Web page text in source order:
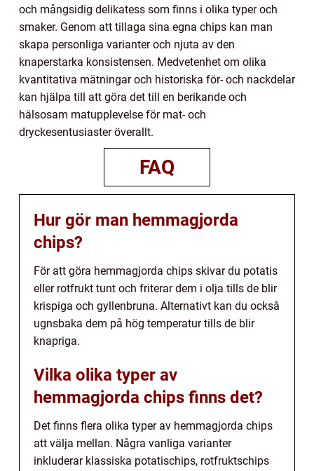
och mångsidig delikatess som finns i olika typer och
smaker. Genom att tillaga sina egna chips kan man
skapa personliga varianter och njuta av den
knaperstarka konsistensen. Medvetenhet om olika
kvantitativa mätningar och historiska för- och nackdelar
kan hjälpa till att göra det till en berikande och
hälsosam matupplevelse för mat- och
dryckesentusiaster överallt.
FAQ
Hur gör man hemmagjorda
chips?
För att göra hemmagjorda chips skivar du potatis
eller rotfrukt tunt och friterar dem i olja tills de blir
krispiga och gyllenbruna. Alternativt kan du också
ugnsbaka dem på hög temperatur tills de blir
knapriga.
Vilka olika typer av
hemmagjorda chips finns det?
Det finns flera olika typer av hemmagjorda chips
att välja mellan. Några vanliga varianter
inkluderar klassiska potatischips, rotfruktschips